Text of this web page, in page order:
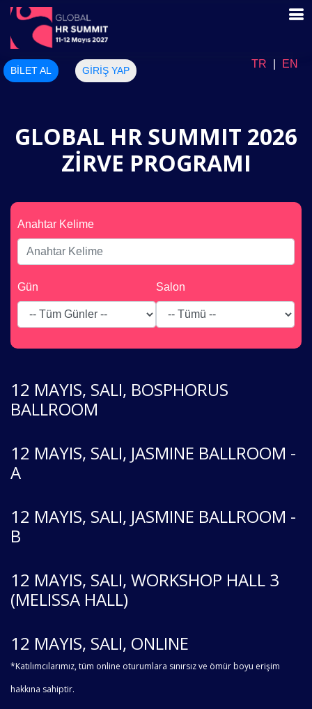
BİLET AL GİRİŞ YAP
TR EN
GLOBAL HR SUMMIT 2026
ZİRVE PROGRAMI
Anahtar Kelime
Gün Salon
12 MAYIS, SALI, BOSPHORUS
BALLROOM
12 MAYIS, SALI, JASMINE BALLROOM -
A
12 MAYIS, SALI, JASMINE BALLROOM -
B
12 MAYIS, SALI, WORKSHOP HALL 3
(MELISSA HALL)
12 MAYIS, SALI, ONLINE
*Katılımcılarımız, tüm online oturumlara sınırsız ve ömür boyu erişim
hakkına sahiptir.